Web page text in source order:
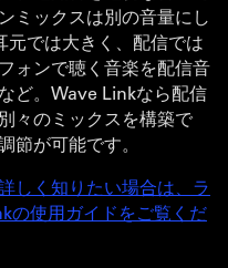
ミックスは別の音量にし
では大きく、配信では
ォンで聴く音楽を配信音
ど。Wave Linkなら配信
々のミックスを構築で
節が可能です。
しく知りたい場合は、ラ
の使用ガイドをご覧くだ